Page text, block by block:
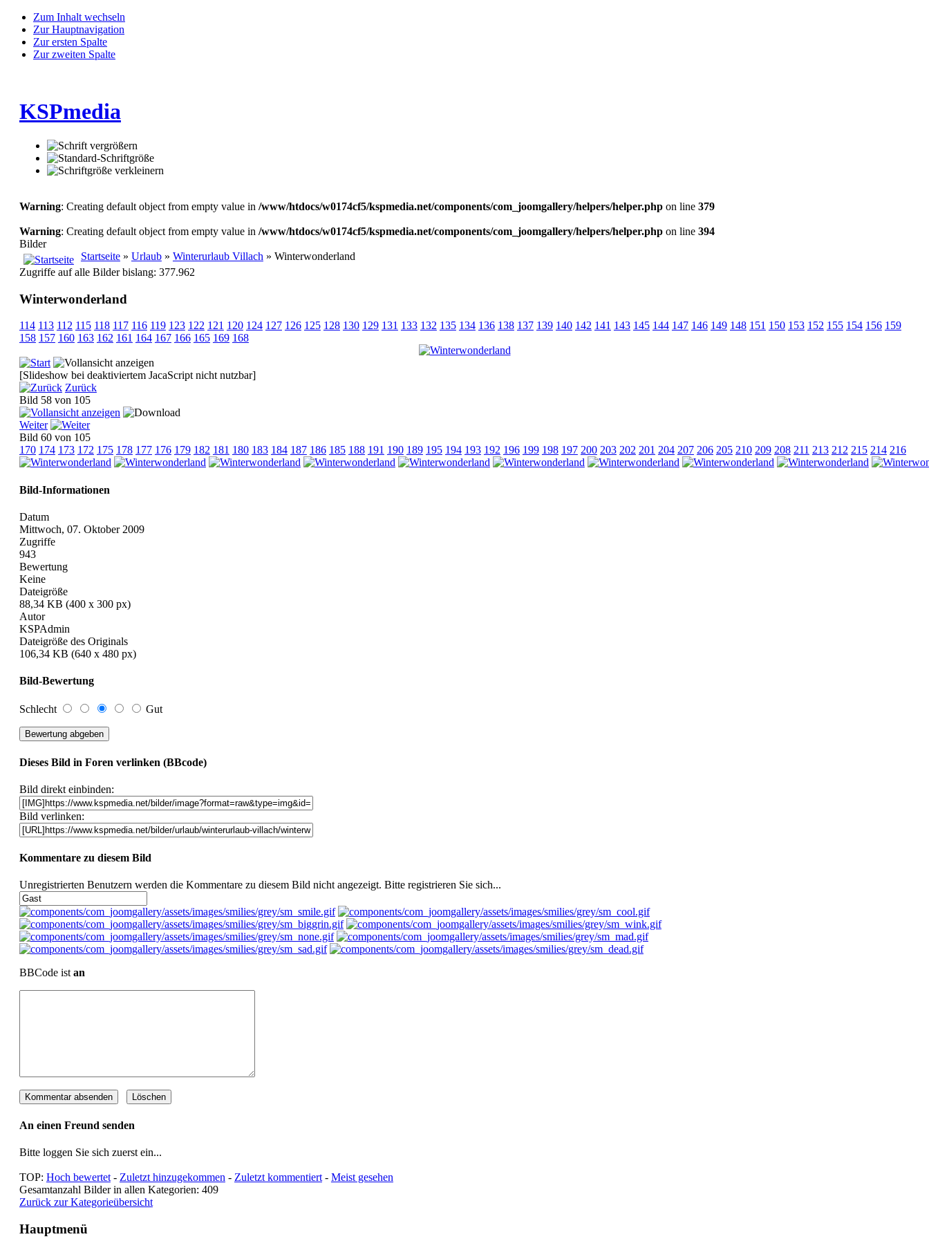
Zum Inhalt wechseln
Zur Hauptnavigation
Zur ersten Spalte
Zur zweiten Spalte
KSPmedia
Warning: Creating default object from empty value in /www/htdocs/w0174cf5/kspmedia.net/components/com_joomgallery/helpers/helper.phpon line 379
Warning: Creating default object from empty value in /www/htdocs/w0174cf5/kspmedia.net/components/com_joomgallery/helpers/helper.phpon line 394
Bilder
Startseite» Urlaub» Winterurlaub Villach » Winterwonderland
Zugriffe auf alle Bilder bislang: 377.962
Winterwonderland
114 113 112 115 118 117 116 119 123 122 121 120 124 127 126 125 128 130 129 131 133 132 135 134 136 138 137 139 140 142 141 143 145 144 147 146 149 148 151 150 153 152 155 154 156 159
158 157 160 163 162 161 164 167 166 165 169 168
[Slideshow bei deaktiviertem JacaScript nicht nutzbar]
Zurück
Bild 58 von 105
Weiter
Bild 60 von 105
170 174 173 172 175 178 177 176 179 182 181 180 183 184 187 186 185 188 191 190 189 195 194 193 192 196 199 198 197 200 203 202 201 204 207 206 205 210 209 208 211 213 212 215 214 216
Bild-Informationen
Datum
Mittwoch, 07. Oktober 2009
Zugriffe
943
Bewertung
Keine
Dateigröße
88,34 KB (400 x 300 px)
Autor
KSPAdmin
Dateigröße des Originals
106,34 KB (640 x 480 px)
Bild-Bewertung
Schlecht Gut
Dieses Bild in Foren verlinken (BBcode)
Bild direkt einbinden:
Bild verlinken:
Kommentare zu diesem Bild
Unregistrierten Benutzern werden die Kommentare zu diesem Bild nicht angezeigt. Bitte registrieren Sie sich...
BBCode istan
An einen Freund senden
Bitte loggen Sie sich zuerst ein...
TOP: Hoch bewertet- Zuletzt hinzugekommen - Zuletzt kommentiert- Meist gesehen
Gesamtanzahl Bilder in allen Kategorien: 409
Zurück zur Kategorieübersicht
Hauptmenü